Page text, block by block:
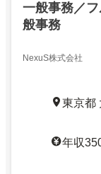
一般事務／
般事務
NexuS株式会社
東京都
年収